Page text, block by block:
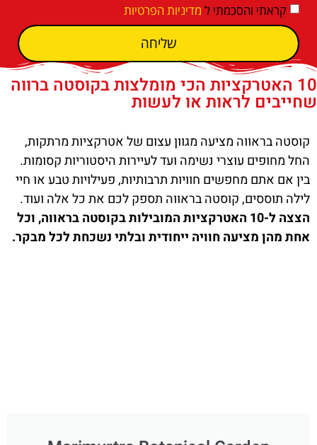
קראתי והסכמתי ל מדיניות הפרטיות
שליחה
10 האטרקציות הכי מומלצות בקוסטה ברווה
שחייבים לראות או לעשות
קוסטה בראווה מציעה מגוון עצום של אטרקציות מרתקות,
החל מחופים עוצרי נשימה ועד לעיירות היסטוריות קסומות.
בין אם אתם מחפשים חוויות תרבותיות, פעילויות טבע או חיי
לילה תוססים, קוסטה בראווה תספק לכם את כל אלה ועוד.
הצצה ל-10 האטרקציות המובילות בקוסטה בראווה, וכל
אחת מהן מציעה חוויה ייחודית ובלתי נשכחת לכל מבקר.